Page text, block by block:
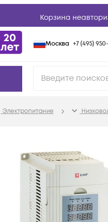
Корзина
Москва +7 (495) 950-
Электропитание